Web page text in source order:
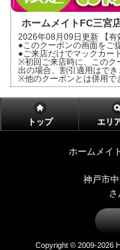
ホームメイトFC三宮
2026年08月09日更新 【
●このクーポンの画面をご
●ご来店だけでマックカー
※初回ご来店時に、このク
出の場合、割引適用はでき
※他のクーポンとは併用で
トップ エリ
ホームメイ
神戸市
Copyright © 2009-2026